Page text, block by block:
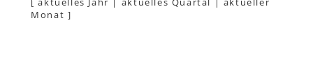
Monat ]